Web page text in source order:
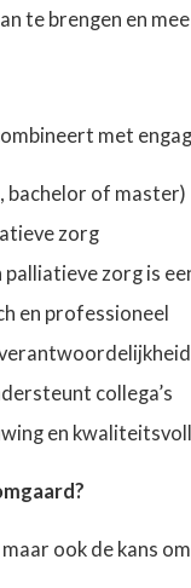
te brengen en
met
bachelor of master)
zorg
zorg is
en professioneel
collega’s
en
ook de kans